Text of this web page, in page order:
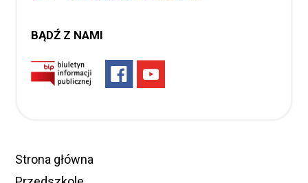
BĄDŹ Z NAMI
Strona główna